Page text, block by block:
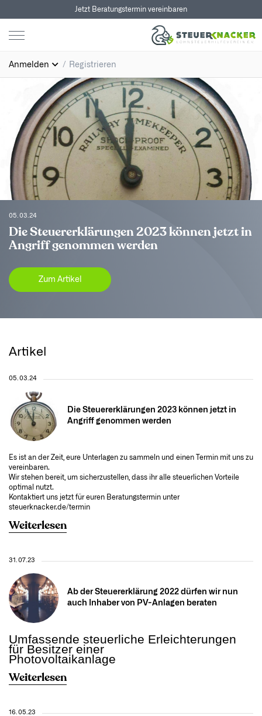
Jetzt Beratungstermin vereinbaren
Anmelden Registrieren
05.03.24
Die Steuererklärungen 2023 können jetzt in
Angriff genommen werden
Zum Artikel
Artikel
05.03.24
Die Steuererklärungen 2023 können jetzt in
Angriff genommen werden
Es ist an der Zeit, eure Unterlagen zu sammeln und einen Termin mit uns zu
vereinbaren.
Wir stehen bereit, um sicherzustellen, dass ihr alle steuerlichen Vorteile
optimal nutzt.
Kontaktiert uns jetzt für euren Beratungstermin unter
steuerknacker.de/termin
Weiterlesen
31.07.23
Ab der Steuererklärung 2022 dürfen wir nun
auch Inhaber von PV-Anlagen beraten
Umfassende steuerliche Erleichterungen
für Besitzer einer
Photovoltaikanlage
Weiterlesen
16.05.23